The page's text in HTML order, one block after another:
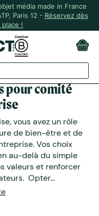
média made in France
Paris 12 - Réservez dès
!
pour comité
vous avez un rôle
de bien-être et de
Vos choix
au-delà du simple
valeurs et renforcer
Opter...